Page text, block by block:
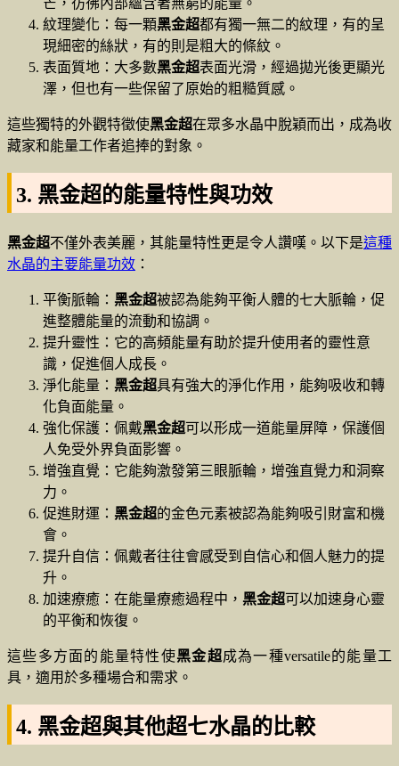
芒，彷彿內部蘊含著無窮的能量。
紋理變化：每一顆黑金超都有獨一無二的紋理，有的呈
現細密的絲狀，有的則是粗大的條紋。
表面質地：大多數黑金超表面光滑，經過拋光後更顯光
澤，但也有一些保留了原始的粗糙質感。
這些獨特的外觀特徵使黑金超在眾多水晶中脫穎而出，成為收
藏家和能量工作者追捧的對象。
3. 黑金超的能量特性與功效
黑金超不僅外表美麗，其能量特性更是令人讚嘆。以下是這種
水晶的主要能量功效 ：
平衡脈輪： 黑金超被認為能夠平衡人體的七大脈輪，促
進整體能量的流動和協調。
提升靈性：它的高頻能量有助於提升使用者的靈性意
識，促進個人成長。
淨化能量： 黑金超具有強大的淨化作用，能夠吸收和轉
化負面能量。
強化保護：佩戴黑金超可以形成一道能量屏障，保護個
人免受外界負面影響。
增強直覺：它能夠激發第三眼脈輪，增強直覺力和洞察
力。
促進財運： 黑金超的金色元素被認為能夠吸引財富和機
會。
提升自信：佩戴者往往會感受到自信心和個人魅力的提
升。
加速療癒：在能量療癒過程中， 黑金超可以加速身心靈
的平衡和恢復。
這些多方面的能量特性使黑金超成為一種versatile的能量工
具，適用於多種場合和需求。
4. 黑金超與其他超七水晶的比較